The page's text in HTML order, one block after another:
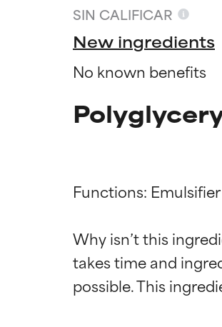
SIN CALIFICAR
New ingredients
No known benefits
Functions: Emulsifier
Why isn’t this
takes time and